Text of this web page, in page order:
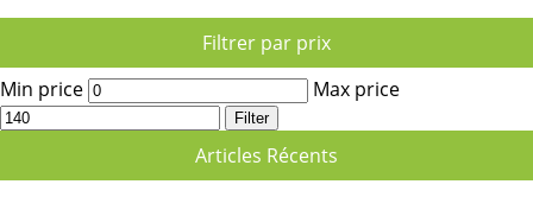
Filtrer par prix
Min price
Max price
Filter
Articles Récents